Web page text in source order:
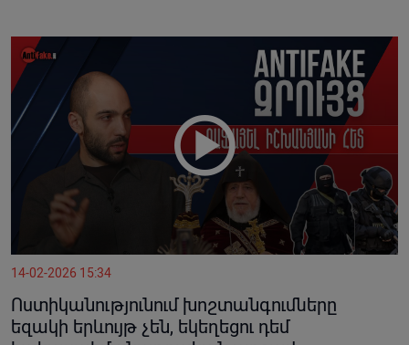
14-02-2026 15:34
Ոստիկանությունում խոշտանգումները
եզակի երևույթ չեն, եկեղեցու դեմ